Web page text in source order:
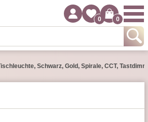
0 0
Schwarz, Gold, Spirale, CCT,